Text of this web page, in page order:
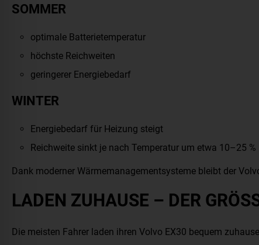
SOMMER
optimale Batterietemperatur
höchste Reichweiten
geringerer Energiebedarf
WINTER
Energiebedarf für Heizung steigt
Reichweite sinkt je nach Temperatur um etwa 10–25 %
Dank moderner Wärmemanagementsysteme bleibt der
LADEN ZUHAUSE – DER
Die meisten Fahrer laden ihren Volvo EX30 bequem